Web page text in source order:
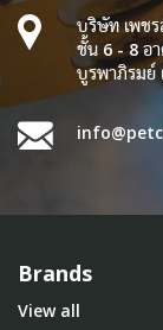
บริษัท เพช
ชั้น 6 - 8 อ
บูรพาภิรมย์
Brands
View all